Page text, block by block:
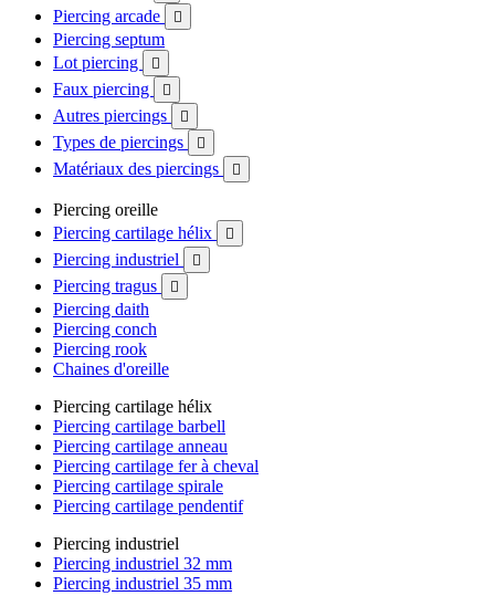
Piercing arcade 
Piercing septum
Lot piercing

Faux piercing 
Autres piercings 
Types de piercings 
Matériaux des piercings 
Piercing oreille
Piercing cartilage hélix

Piercing industriel 
Piercing tragus 
Piercing daith
Piercing conch
Piercing rook
Chaines d'oreille
Piercing cartilage hélix
Piercing cartilage barbell
Piercing cartilage anneau
Piercing cartilage fer à cheval
Piercing cartilage spirale
Piercing cartilage pendentif
Piercing industriel
Piercing industriel 32 mm
Piercing industriel 35 mm